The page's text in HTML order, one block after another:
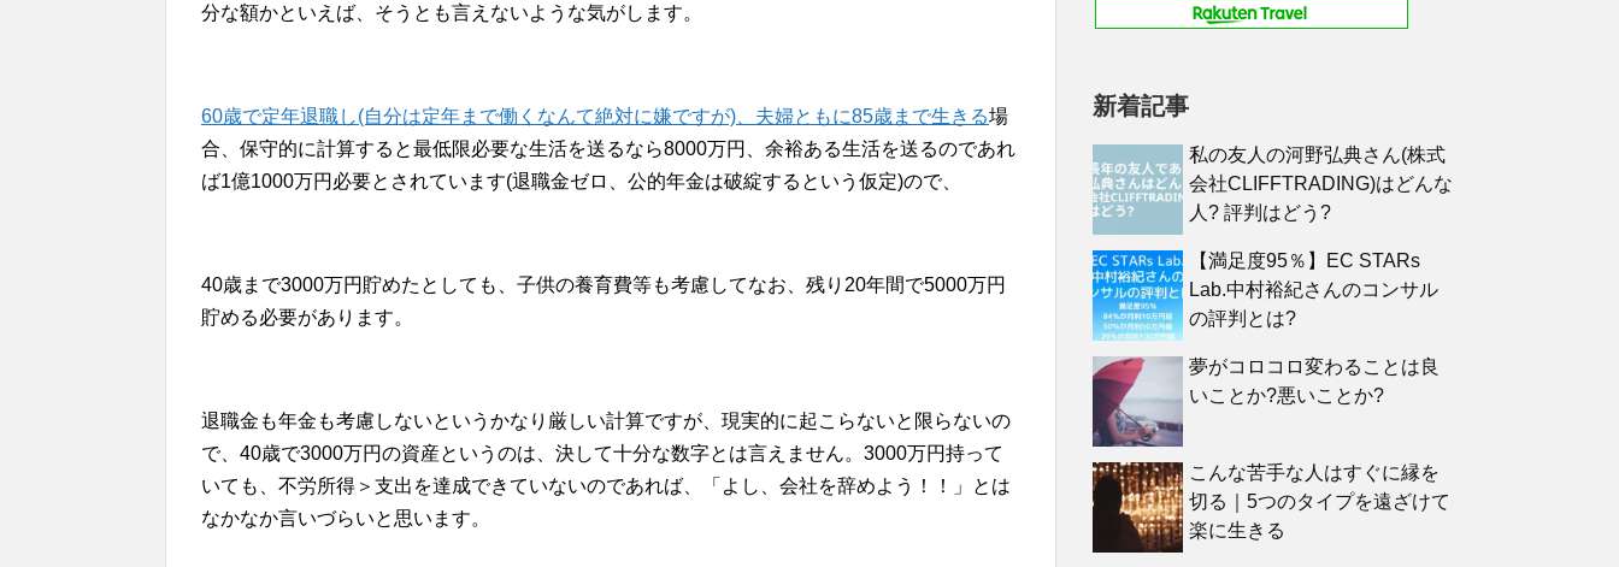
分な額かといえば、そうとも言えないような気がします。
60歳で定年退職し(自分は定年まで働くなんて絶対に嫌ですが)、夫婦ともに85歳まで生きる場
合、保守的に計算すると最低限必要な生活を送るなら8000万円、余裕ある生活を送るのであれ
ば1億1000万円必要とされています(退職金ゼロ、公的年金は破綻するという仮定)ので、
40歳まで3000万円貯めたとしても、子供の養育費等も考慮してなお、残り20年間で5000万円
貯める必要があります。
退職金も年金も考慮しないというかなり厳しい計算ですが、現実的に起こらないと限らないの
で、40歳で3000万円の資産というのは、決して十分な数字とは言えません。3000万円持って
いても、不労所得＞支出を達成できていないのであれば、「よし、会社を辞めよう！！」とは
なかなか言いづらいと思います。
新着記事
私の友人の河野弘典さん(株式
会社CLIFFTRADING)はどんな
人? 評判はどう?
【満足度95％】EC STARs
Lab.中村裕紀さんのコンサル
の評判とは?
夢がコロコロ変わることは良
いことか?悪いことか?
こんな苦手な人はすぐに縁を
切る｜5つのタイプを遠ざけて
楽に生きる